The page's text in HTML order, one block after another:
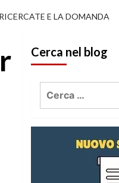
E LA DOMANDA
Cerca nel blog
Ricerca